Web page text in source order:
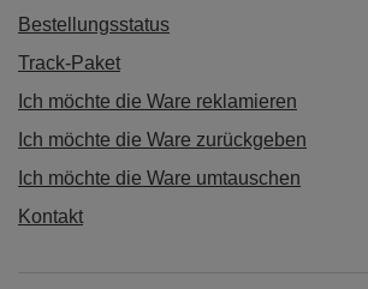
Bestellungsstatus
Track-Paket
Ich möchte die Ware reklamieren
Ich möchte die Ware zurückgeben
Ich möchte die Ware umtauschen
Kontakt